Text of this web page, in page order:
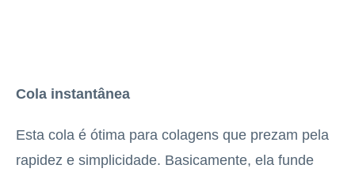
Cola instantânea
Esta cola é ótima para colagens que prezam pela
rapidez e simplicidade. Basicamente, ela funde